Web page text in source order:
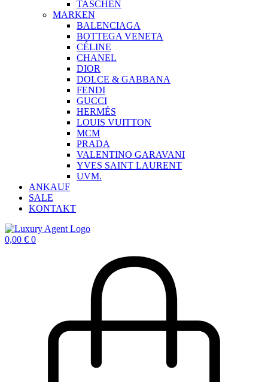
TASCHEN
MARKEN
BALENCIAGA
BOTTEGA VENETA
CÉLINE
CHANEL
DIOR
DOLCE & GABBANA
FENDI
GUCCI
HERMÉS
LOUIS VUITTON
MCM
PRADA
VALENTINO GARAVANI
YVES SAINT LAURENT
UVM.
ANKAUF
SALE
KONTAKT
0,00 € 0